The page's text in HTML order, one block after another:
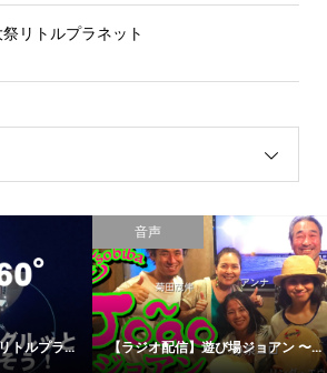
リトルプラネット
ルプラ...
音声
【ラジオ配信】遊び場ジョアン 〜...